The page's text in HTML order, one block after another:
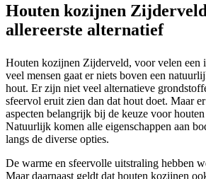
Houten kozijnen
allereerste alternatief
Houten kozijnen Zijderveld, voor velen een
veel mensen gaat er niets boven een
hout. Er zijn niet veel alternatieve
sfeervol eruit zien dan dat hout doet. Maar
aspecten belangrijk bij de keuze voor
Natuurlijk komen alle eigenschappen aan
langs de diverse opties.
De warme en sfeervolle uitstraling hebben
Maar daarnaast geldt dat houten kozijnen